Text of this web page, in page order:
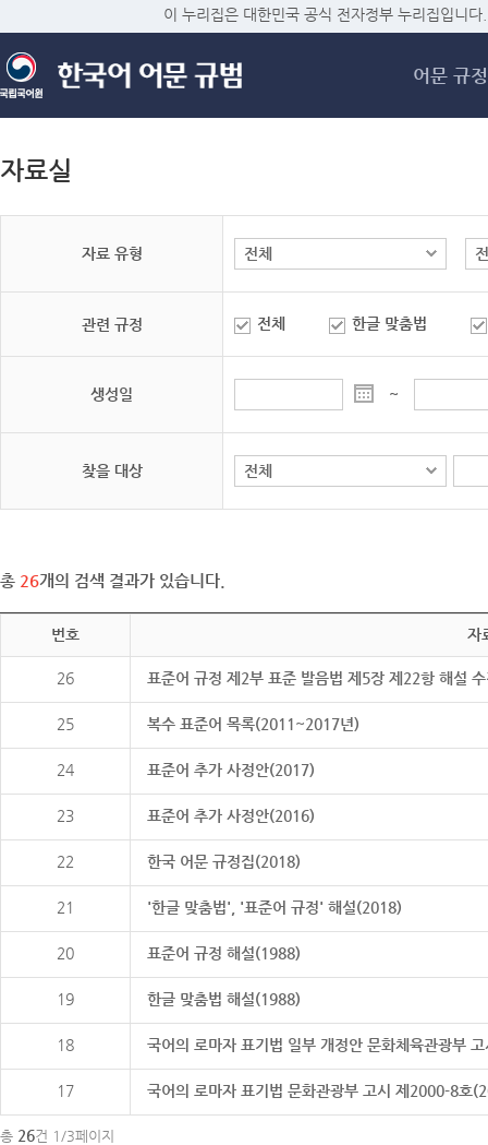
메
이 누리집은 대한민국 공식 전자정부 누리집입니다.
어문 규정
자료실
자료 유형
관련 규정 전체 한글 맞춤법
생성일 ~
찾을 대상
총 26개의 검색 결과가 있습니다.
번호 자
26 표준어 규정 제2부 표준 발음법 제5장 제22항 해설
25 복수 표준어 목록(2011~2017년)
24 표준어 추가 사정안(2017)
23 표준어 추가 사정안(2016)
22 한국 어문 규정집(2018)
21 '한글 맞춤법', '표준어 규정' 해설(2018)
20 표준어 규정 해설(1988)
19 한글 맞춤법 해설(1988)
18 국어의 로마자 표기법 일부 개정안 문화체육관광부
17 국어의 로마자 표기법 문화관광부 고시 제2000-8호
총 26건 1/3페이지